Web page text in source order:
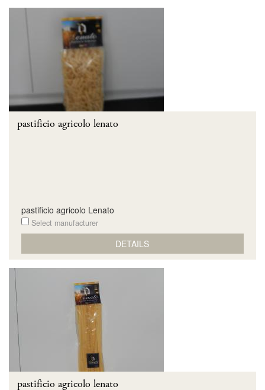
pastificio agricolo lenato
pastificio agricolo Lenato
Select manufacturer
DETAILS
pastificio agricolo lenato